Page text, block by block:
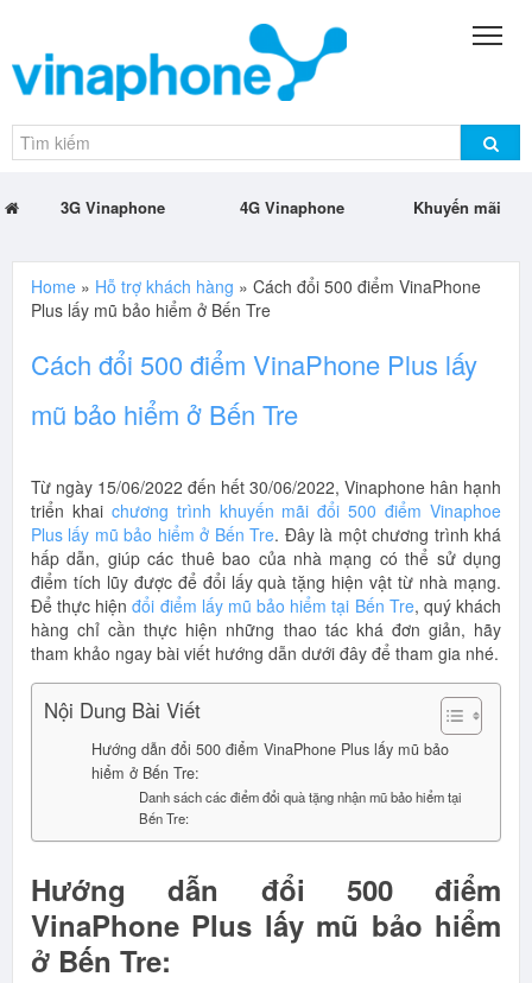
3G Vinaphone 4G Vinaphone Khuyến mãi
Home » Hỗ trợ khách hàng » Cách đổi 500 điểm VinaPhone
Plus lấy mũ bảo hiểm ở Bến Tre
Cách đổi 500 điểm VinaPhone Plus lấy
mũ bảo hiểm ở Bến Tre
Từ ngày 15/06/2022 đến hết 30/06/2022, Vinaphone hân hạnh
triển khai chương trình khuyến mãi đổi 500 điểm Vinaphoe
Plus lấy mũ bảo hiểm ở Bến Tre. Đây là một chương trình khá
hấp dẫn, giúp các thuê bao của nhà mạng có thể sử dụng
điểm tích lũy được để đổi lấy quà tặng hiện vật từ nhà mạng.
Để thực hiệnđổi điểm lấy mũ bảo hiểm tại Bến Tre, quý khách
hàng chỉ cần thực hiện những thao tác khá đơn giản, hãy
tham khảo ngay bài viết hướng dẫn dưới đây để tham gia nhé.
Nội Dung Bài Viết
Hướng dẫn đổi 500 điểm VinaPhone Plus lấy mũ bảo
hiểm ở Bến Tre:
Danh sách các điểm đổi quà tặng nhận mũ bảo hiểm tại
Bến Tre:
Hướng dẫn đổi 500 điểm
VinaPhone Plus lấy mũ bảo hiểm
ở Bến Tre: